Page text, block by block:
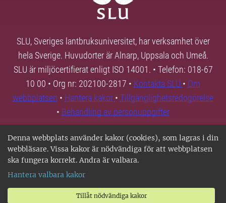
Denna webbplats använder kakor (cookies), som lagras i din
webbläsare. Vissa kakor är nödvändiga för att webbplatsen
ska fungera korrekt. Andra är valbara.
Hantera valbara kakor
Tillåt nödvändiga kakor
SLU, Sveriges lantbruksuniversitet, har verksamhet över
hela Sverige. Huvudorter är Alnarp, Uppsala och Umeå.
SLU är miljöcertifierat enligt ISO 14001. • Telefon: 018-67
10 00 • Org nr: 202100-2817 • Kontakta SLU • Om
webbplatsen • Hantera kakor • Tillgänglighetsredogörelse
• Behandling av personuppgifter